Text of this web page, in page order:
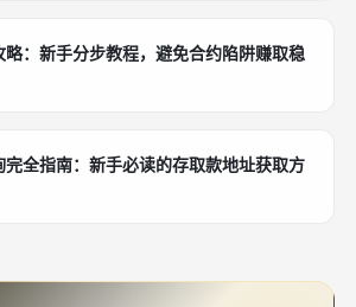
略：新手分步教程，避免合约陷阱赚取稳
完全指南：新手必读的存取款地址获取方